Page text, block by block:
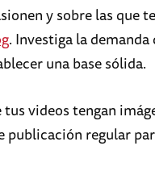
y sobre las que
. Investiga la demanda
una base sólida.
videos tengan
publicación regular